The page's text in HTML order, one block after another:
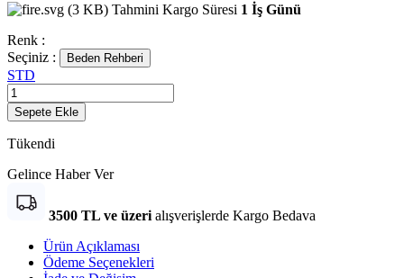
Tahmini Kargo Süresi 1 İş Günü
Renk :
Seçiniz :
Beden Rehberi
STD
Sepete Ekle
Tükendi
Gelince Haber Ver
3500 TL ve üzeri alışverişlerde Kargo Bedava
Ürün Açıklaması
Ödeme Seçenekleri